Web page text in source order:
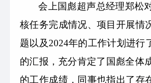
会上国彪超声总经理郑松
核任务完成情况、项目开展情
题以及2024年的工作计划进行
的汇报，充分肯定了国彪全体
的工作成绩，同事也指出了存